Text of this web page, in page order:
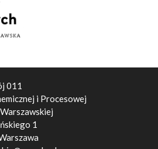
011
i Procesowej
1